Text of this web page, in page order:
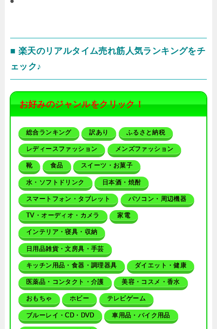
■ 楽天のリアルタイム売れ筋人気ランキングをチ
ェック♪
お好みのジャンルをクリック！
総合ランキング 訳あり ふるさと納税
レディースファッション メンズファッション
靴 食品 スイーツ・お菓子
水・ソフトドリンク 日本酒・焼酎
スマートフォン・タブレット パソコン・周辺機器
TV・オーディオ・カメラ 家電
インテリア・寝具・収納
日用品雑貨・文房具・手芸
キッチン用品・食器・調理器具 ダイエット・健康
医薬品・コンタクト・介護 美容・コスメ・香水
おもちゃ ホビー テレビゲーム
ブルーレイ・CD・DVD 車用品・バイク用品